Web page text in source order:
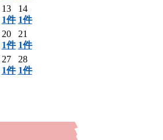
13
1件
14
1件
20
1件
21
1件
27
1件
28
1件